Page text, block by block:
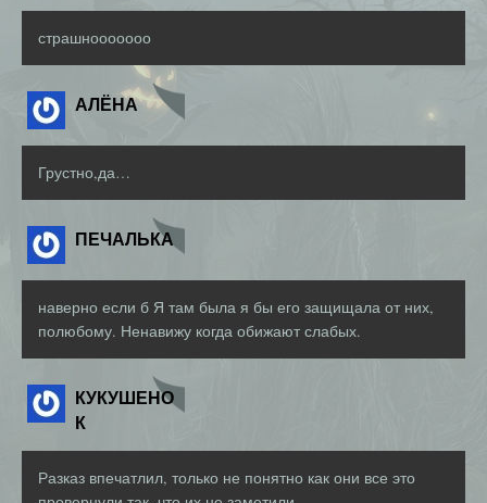
страшнооооооо
АЛЁНА
Грустно,да…
ПЕЧАЛЬКА
наверно если б Я там была я бы его защищала от них,
полюбому. Ненавижу когда обижают слабых.
КУКУШЕНО
К
Разказ впечатлил, только не понятно как они все это